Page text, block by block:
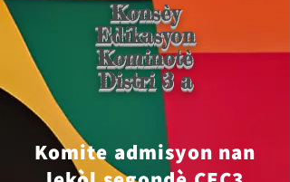
Konsèy
Edikasyon
Kominotè
Distri 3 a
Komite admisyon nan